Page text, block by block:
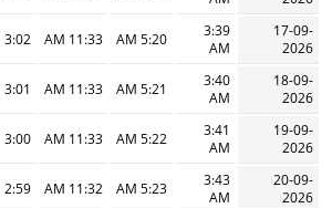
17-09-
2026
3:39
AM
5:20 AM
11:33 AM
3:02 PM
18-09-
2026
3:40
AM
5:21 AM
11:33 AM
3:01 PM
19-09-
2026
3:41
AM
5:22 AM
11:33 AM
3:00 PM
20-09-
2026
3:43
AM
5:23 AM
11:32 AM
2:59 PM